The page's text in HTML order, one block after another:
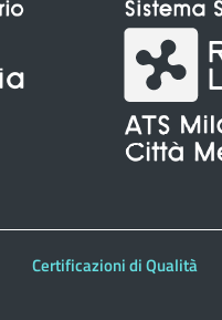
Certificazioni di Qualità